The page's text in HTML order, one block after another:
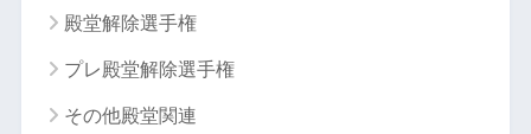
殿堂解除選手権
プレ殿堂解除選手権
その他殿堂関連